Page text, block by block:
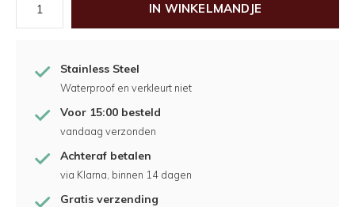
IN WINKELMANDJE
Stainless Steel
Waterproof en verkleurt niet
Voor 15:00 besteld
vandaag verzonden
Achteraf betalen
via Klarna, binnen 14 dagen
Gratis verzending